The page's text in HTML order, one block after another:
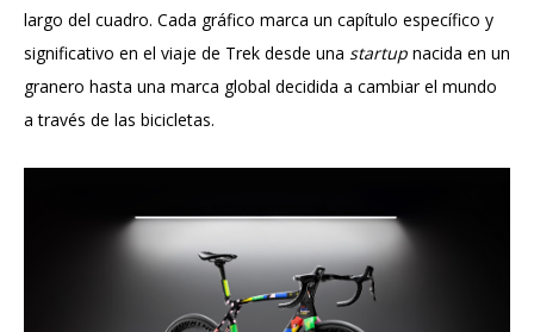
largo del cuadro. Cada gráfico marca un capítulo específico y
significativo en el viaje de Trek desde una startup nacida en un
granero hasta una marca global decidida a cambiar el mundo
a través de las bicicletas.